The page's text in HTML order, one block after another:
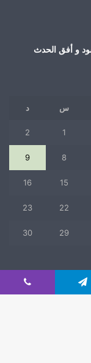
و أفق الحدث
س د
1
2
8
9
15
16
22
23
29
30
ڤايبر